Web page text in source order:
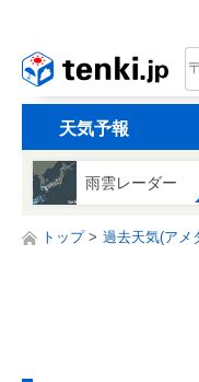
天気予報
雨雲レーダー
トップ 過去天気(アメ